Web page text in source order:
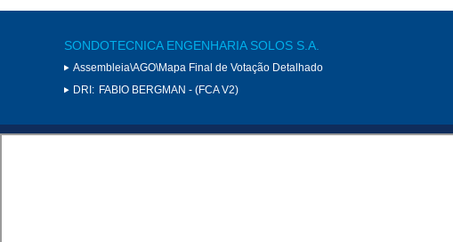
SONDOTECNICA ENGENHARIA SOLOS S.A.
Assembleia\AGO\Mapa Final de Votação Detalhado
DRI: FABIO BERGMAN - (FCA V2)